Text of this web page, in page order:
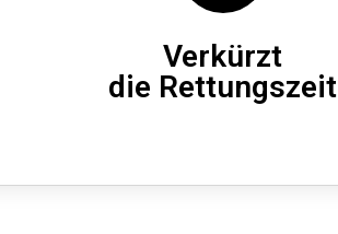
Verkürzt
die Rettungszeit